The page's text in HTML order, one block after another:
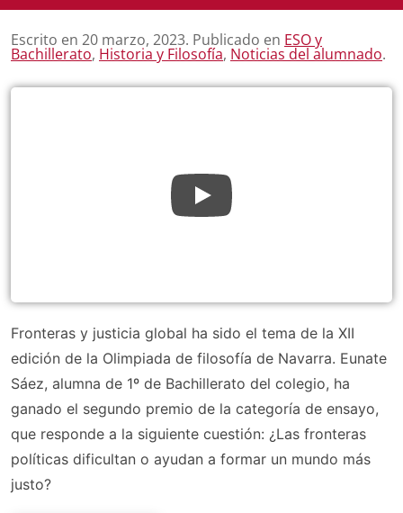
Escrito en 20 marzo, 2023. Publicado en ESO y
Bachillerato, Historia y Filosofía, Noticias del alumnado.
Fronteras y justicia global ha sido el tema de la XII
edición de la Olimpiada de filosofía de Navarra. Eunate
Sáez, alumna de 1º de Bachillerato del colegio, ha
ganado el segundo premio de la categoría de ensayo,
que responde a la siguiente cuestión: ¿Las fronteras
políticas dificultan o ayudan a formar un mundo más
justo?